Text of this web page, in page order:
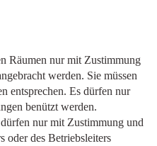
Räumen nur mit Zustimmung
werden. Sie müssen
entsprechen. Es dürfen nur
benützt werden.
nur mit Zustimmung und
oder des Betriebsleiters